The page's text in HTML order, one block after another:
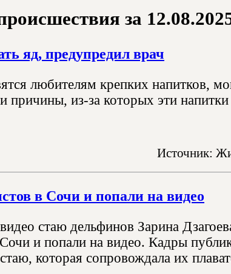
за
яд, предупредил врач
любителям крепких напитков,
причины, из-за которых эти
Источник:
в Сочи и попали на видео
стаю дельфинов Зарина
и попали на видео. Кадры
которая сопровождала их